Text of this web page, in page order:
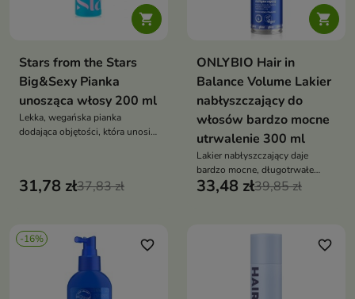

Stars from the Stars
Big&Sexy Pianka
unosząca włosy 200 ml
Lekka, wegańska pianka
dodająca objętości, która unosi
31,78 zł37,83 zł

ONLYBIO Hair in
Balance Volume Lakier
nabłyszczający do
włosów bardzo mocne
utrwalenie 300 ml
Lakier nabłyszczający daje
bardzo mocne, długotrwałe
utrwalenie i intensywny połysk
33,48 zł39,85 zł
-16% favorite_border favorite_border